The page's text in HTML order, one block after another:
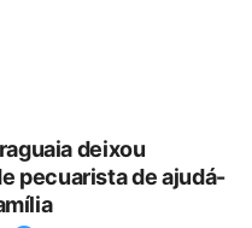
deixou
pecuarista de ajudá-